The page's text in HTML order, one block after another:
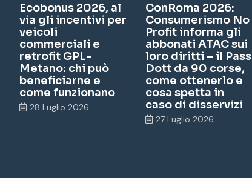
Ecobonus 2026, al
via gli incentivi per
veicoli
commerciali e
retrofit GPL-
Metano: chi può
beneficiarne e
come funzionano
28 Luglio 2026
ConRoma 2026:
Consumerismo No
Profit informa gli
abbonati ATAC sui
loro diritti – il Pass
Dott da 90 corse,
come ottenerlo e
cosa spetta in
caso di disservizi
27 Luglio 2026